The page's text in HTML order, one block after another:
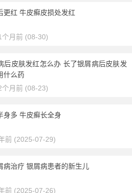
更红 牛皮癣皮损处发红
个月前 (08-30)
后皮肤发红怎么办 长了银屑病后皮肤发
什么药
个月前 (08-23)
身多 牛皮癣长全身
前 (2025-07-29)
病治疗 银屑病患者的新生儿
前 (2025-07-26)